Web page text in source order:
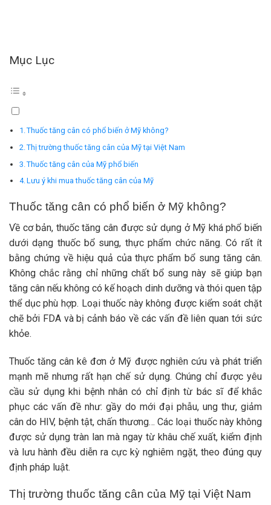
Mục Lục
Thuốc tăng cân có phổ biến ở Mỹ không?
Thị trường thuốc tăng cân của Mỹ tại Việt Nam
Thuốc tăng cân của Mỹ phổ biến
Lưu ý khi mua thuốc tăng cân của Mỹ
Thuốc tăng cân có phổ biến ở Mỹ không?
Về cơ bản, thuốc tăng cân được sử dụng ở Mỹ khá phổ biến
dưới dạng thuốc bổ sung, thực phẩm chức năng. Có rất ít
bằng chứng về hiệu quả của thực phẩm bổ sung tăng cân.
Không chắc rằng chỉ những chất bổ sung này sẽ giúp bạn
tăng cân nếu không có kế hoạch dinh dưỡng và thói quen tập
thể dục phù hợp. Loại thuốc này không được kiểm soát chặt
chẽ bởi FDA và bị cảnh báo về các vấn đề liên quan tới sức
khỏe.
Thuốc tăng cân kê đơn ở Mỹ được nghiên cứu và phát triển
mạnh mẽ nhưng rất hạn chế sử dụng. Chúng chỉ được yêu
cầu sử dụng khi bệnh nhân có chỉ định từ bác sĩ để khắc
phục các vấn đề như: gầy do mới đại phẫu, ung thư, giảm
cân do HIV, bệnh tật, chấn thương… Các loại thuốc này không
được sử dụng tràn lan mà ngay từ khâu chế xuất, kiểm định
và lưu hành đều diễn ra cực kỳ nghiêm ngặt, theo đúng quy
định pháp luật.
Thị trường thuốc tăng cân của Mỹ tại Việt Nam